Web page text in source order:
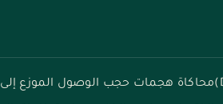
يقصد بهذه الخدمة(DDOS Attacks Test)محاكاة هجمات حجب الوصول الموزع إلى